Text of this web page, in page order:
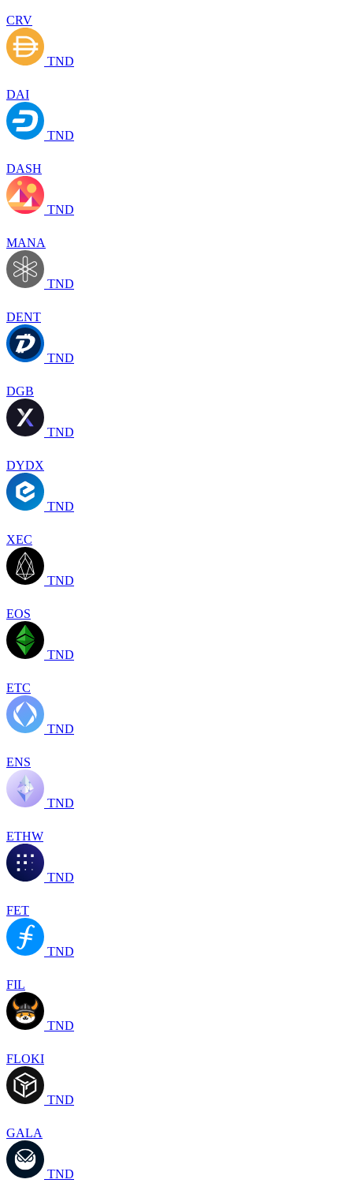
CRV
TND
DAI
TND
DASH
TND
MANA
TND
DENT
TND
DGB
TND
DYDX
TND
XEC
TND
EOS
TND
ETC
TND
ENS
TND
ETHW
TND
FET
TND
FIL
TND
FLOKI
TND
GALA
TND